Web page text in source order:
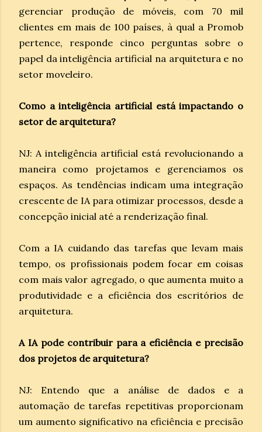
gerenciar produção de móveis, com 70 mil
clientes em mais de 100 países, à qual a Promob
pertence, responde cinco perguntas sobre o
papel da inteligência artificial na arquitetura e no
setor moveleiro.
Como a inteligência artificial está impactando o
setor de arquitetura?
NJ: A inteligência artificial está revolucionando a
maneira como projetamos e gerenciamos os
espaços. As tendências indicam uma integração
crescente de IA para otimizar processos, desde a
concepção inicial até a renderização final.
Com a IA cuidando das tarefas que levam mais
tempo, os profissionais podem focar em coisas
com mais valor agregado, o que aumenta muito a
produtividade e a eficiência dos escritórios de
arquitetura.
A IA pode contribuir para a eficiência e precisão
dos projetos de arquitetura?
NJ: Entendo que a análise de dados e a
automação de tarefas repetitivas proporcionam
um aumento significativo na eficiência e precisão